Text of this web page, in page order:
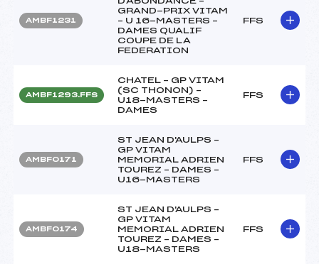
AMBF1231
GRAND-PRIX VITAM
– U 16-MASTERS –
DAMES QUALIF
COUPE DE LA
FEDERATION
FFS
AMBF1293.FFS
CHATEL – GP VITAM
(SC THONON) –
U18-MASTERS –
DAMES
FFS
AMBF0171
ST JEAN D'AULPS –
GP VITAM
MEMORIAL ADRIEN
TOUREZ – DAMES –
U16-MASTERS
FFS
AMBF0174
ST JEAN D'AULPS –
GP VITAM
MEMORIAL ADRIEN
TOUREZ – DAMES –
U18-MASTERS
FFS